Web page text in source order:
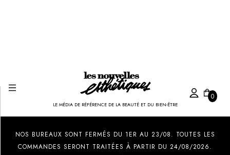
LE MÉDIA DE RÉFÉRENCE DE LA BEAUTÉ ET DU BIEN-ÊTRE
0
NOS BUREAUX SONT FERMÉS DU 1ER AU 23/08. TOUTES LES
COMMANDES SERONT TRAITÉES À PARTIR DU 24/08/2026.